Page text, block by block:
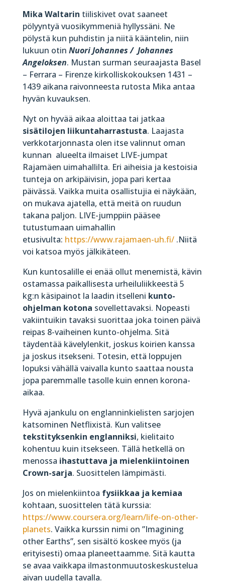
Mika Waltarin tiiliskivet ovat saaneet
pölyyntyä vuosikymmeniä hyllyssäni. Ne
pölystä kun puhdistin ja niitä kääntelin, niin
lukuun otin Nuori Johannes / Johannes
Angeloksen. Mustan surman seuraajasta Basel
– Ferrara – Firenze kirkolliskokouksen 1431 –
1439 aikana raivonneesta rutosta Mika antaa
hyvän kuvauksen.
Nyt on hyvää aikaa aloittaa tai jatkaa
sisätilojen liikuntaharrastusta. Laajasta
verkkotarjonnasta olen itse valinnut oman
kunnan alueelta ilmaiset LIVE-jumpat
Rajamäen uimahallilta. Eri aiheisia ja kestoisia
tunteja on arkipäivisin, jopa pari kertaa
päivässä. Vaikka muita osallistujia ei näykään,
on mukava ajatella, että meitä on ruudun
takana paljon. LIVE-jumppiin pääsee
tutustumaan uimahallin
etusivulta: https://www.rajamaen-uh.fi/.Niitä
voi katsoa myös jälkikäteen.
Kun kuntosalille ei enää ollut menemistä, kävin
ostamassa paikallisesta urheiluliikkeestä 5
kg:n käsipainot la laadin itselleni kunto-
ohjelman kotona sovellettavaksi. Nopeasti
vakiintuikin tavaksi suorittaa joka toinen päivä
reipas 8-vaiheinen kunto-ohjelma. Sitä
täydentää kävelylenkit, joskus koirien kanssa
ja joskus itsekseni. Totesin, että loppujen
lopuksi vähällä vaivalla kunto saattaa nousta
jopa paremmalle tasolle kuin ennen korona-
aikaa.
Hyvä ajankulu on englanninkielisten sarjojen
katsominen Netflixistä. Kun valitsee
tekstityksenkin englanniksi, kielitaito
kohentuu kuin itsekseen. Tällä hetkellä on
menossa ihastuttava ja mielenkiintoinen
Crown-sarja. Suosittelen lämpimästi.
Jos on mielenkiintoa fysiikkaa ja kemiaa
kohtaan, suosittelen tätä kurssia:
https://www.coursera.org/learn/life-on-other-
planets. Vaikka kurssin nimi on ”Imagining
other Earths”, sen sisältö koskee myös (ja
erityisesti) omaa planeettaamme. Sitä kautta
se avaa vaikkapa ilmastonmuutoskeskustelua
aivan uudella tavalla.